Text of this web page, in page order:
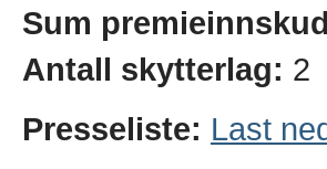
Sum
Antall skytterlag: 2
Presseliste: Last